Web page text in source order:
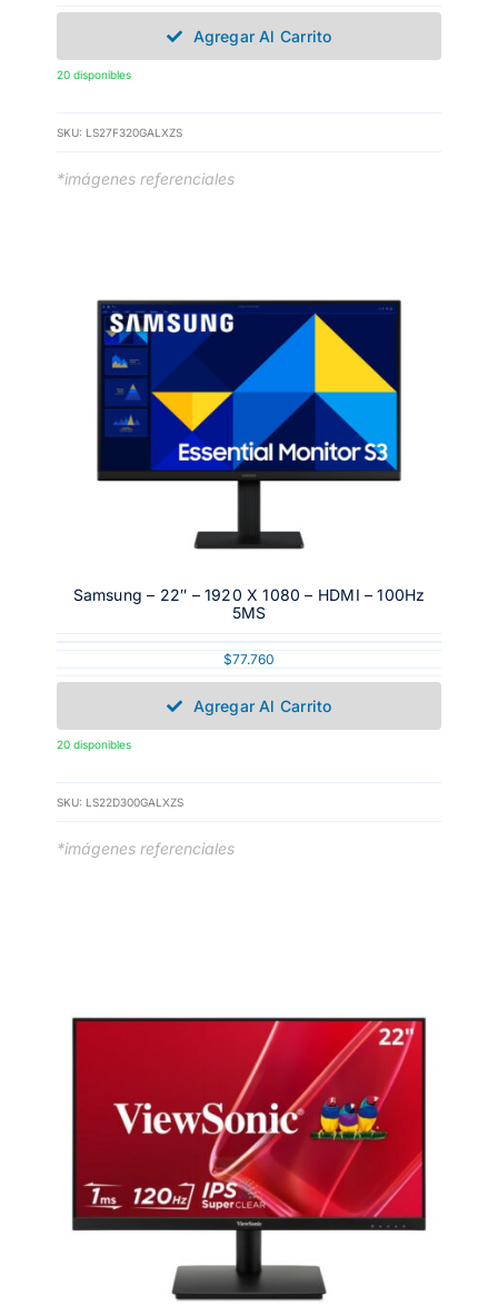
Agregar Al Carrito
20 disponibles
SKU: LS27F320GALXZS
*imágenes referenciales
Samsung – 22″ – 1920 X 1080 – HDMI – 100Hz
5MS
$77.760
Agregar Al Carrito
20 disponibles
SKU: LS22D300GALXZS
*imágenes referenciales